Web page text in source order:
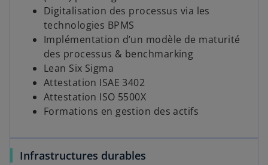
Digitalisation des processus via les
technologies BPMS
Implémentation d’un modèle de maturité
des processus & benchmarking
Lean Six Sigma
Attestation ISAE 3402
Attestation ISO 5500X
Formations en gestion des actifs
Infrastructures durables